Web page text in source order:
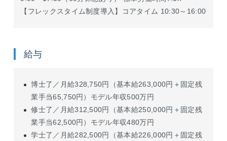
【フレックスタイム制度導入】コアタイム 10:30～16:00
給与
博士了／月給328,750円（基本給263,000円＋固定残
業手当65,750円）モデル年収500万円
修士了／月給312,500円（基本給250,000円＋固定残
業手当62,500円）モデル年収480万円
学士了／月給282,500円（基本給226,000円＋固定残